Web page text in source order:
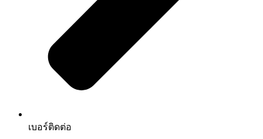
เบอร์ติดต่อ